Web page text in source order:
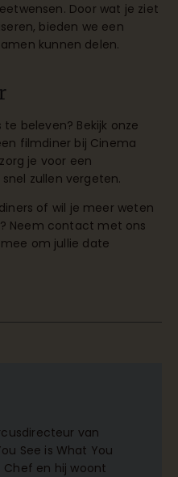
Door wat je ziet
bieden we een
kunnen delen.
beleven? Bekijk onze
filmdiner bij Cinema
je voor een
zullen vergeten.
of wil je meer weten
Neem contact met ons
om jullie date
van
See is What You
Chef en hij woont